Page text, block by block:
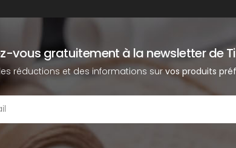
vous gratuitement à la newsletter de
réductions et des informations survos produits